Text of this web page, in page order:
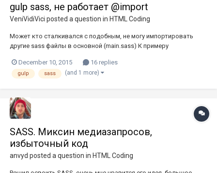
gulp sass, не работает @import
VeniVidiVici posted a question in HTML Coding
Может кто сталкивался с подобным, не могу импортировать
другие sass файлы в основной (main.sass) К примеру
запуска компилятора, появляется ошибка Гуглил, предлагают
вставить строчку includePaths: ['./styles'],либо плагины. Но
December 10, 2015 16 replies
gulp sass (and 1 more)
SASS. Миксин медиазапросов,
избыточный код
anvyd posted a question in HTML Coding